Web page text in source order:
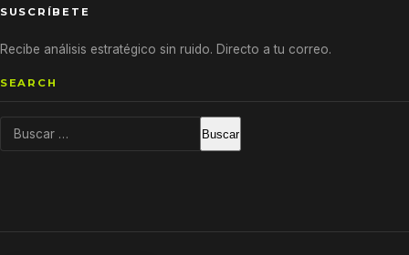
SUSCRÍBETE
Recibe análisis estratégico sin ruido. Directo a tu correo.
SEARCH
Buscar: